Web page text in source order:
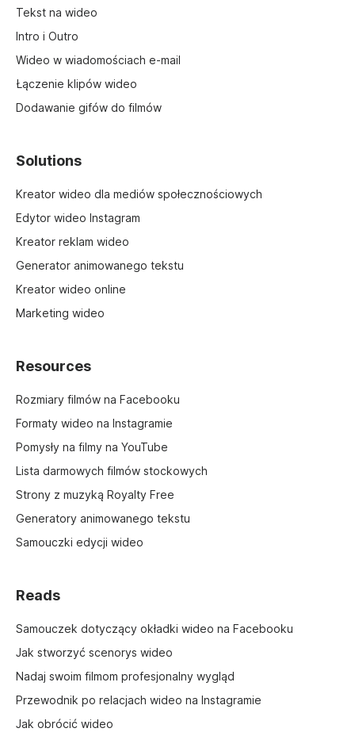
Tekst na wideo
Intro i Outro
Wideo w wiadomościach e-mail
Łączenie klipów wideo
Dodawanie gifów do filmów
Solutions
Kreator wideo dla mediów społecznościowych
Edytor wideo Instagram
Kreator reklam wideo
Generator animowanego tekstu
Kreator wideo online
Marketing wideo
Resources
Rozmiary filmów na Facebooku
Formaty wideo na Instagramie
Pomysły na filmy na YouTube
Lista darmowych filmów stockowych
Strony z muzyką Royalty Free
Generatory animowanego tekstu
Samouczki edycji wideo
Reads
Samouczek dotyczący okładki wideo na Facebooku
Jak stworzyć scenorys wideo
Nadaj swoim filmom profesjonalny wygląd
Przewodnik po relacjach wideo na Instagramie
Jak obrócić wideo